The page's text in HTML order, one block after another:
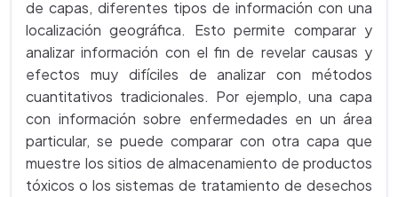
de capas, diferentes tipos de información con una
localización geográfica. Esto permite comparar y
analizar información con el fin de revelar causas y
efectos muy difíciles de analizar con métodos
cuantitativos tradicionales. Por ejemplo, una capa
con información sobre enfermedades en un área
particular, se puede comparar con otra capa que
muestre los sitios de almacenamiento de productos
tóxicos o los sistemas de tratamiento de desechos